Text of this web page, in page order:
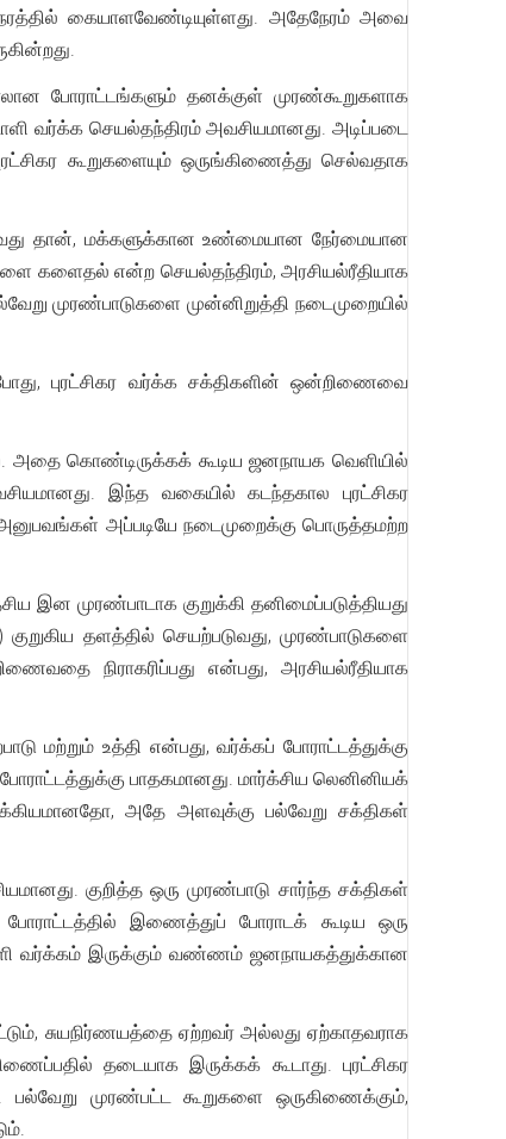
கையாளவேண்டியுள்ளது. அதேநேரம் அவை
போராட்டங்களும் தனக்குள் முரண்கூறுகளாக
வர்க்க செயல்தந்திரம் அவசியமானது. அடிப்படை
கூறுகளையும் ஒருங்கிணைத்து செல்வதாக
தான், மக்களுக்கான உண்மையான நேர்மையான
களைதல் என்ற செயல்தந்திரம், அரசியல்ரீதியாக
முரண்பாடுகளை முன்னிறுத்தி நடைமுறையில்
புரட்சிகர வர்க்க சக்திகளின் ஒன்றிணைவை
அதை கொண்டிருக்கக் கூடிய ஜனநாயக வெளியில்
இந்த வகையில் கடந்தகால புரட்சிகர
அப்படியே நடைமுறைக்கு பொருத்தமற்ற
இன முரண்பாடாக குறுக்கி தனிமைப்படுத்தியது
தளத்தில் செயற்படுவது, முரண்பாடுகளை
நிராகரிப்பது என்பது, அரசியல்ரீதியாக
மற்றும் உத்தி என்பது, வர்க்கப் போராட்டத்துக்கு
பாதகமானது. மார்க்சிய லெனினியக்
அதே அளவுக்கு பல்வேறு சக்திகள்
குறித்த ஒரு முரண்பாடு சார்ந்த சக்திகள்
இணைத்துப் போராடக் கூடிய ஒரு
வர்க்கம் இருக்கும் வண்ணம் ஜனநாயகத்துக்கான
சுயநிர்ணயத்தை ஏற்றவர் அல்லது ஏற்காதவராக
தடையாக இருக்கக் கூடாது. புரட்சிகர
முரண்பட்ட கூறுகளை ஒருகிணைக்கும்,